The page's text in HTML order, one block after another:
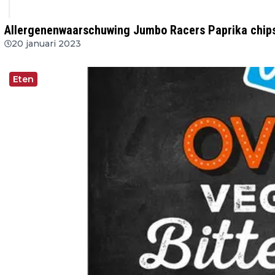
Allergenenwaarschuwing Jumbo Racers Paprika
20 januari 2023
Eten